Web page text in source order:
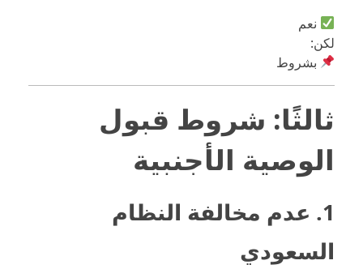
نعم
لكن:
بشروط
ثالثًا: شروط قبول
الوصية الأجنبية
1. عدم مخالفة النظام
السعودي